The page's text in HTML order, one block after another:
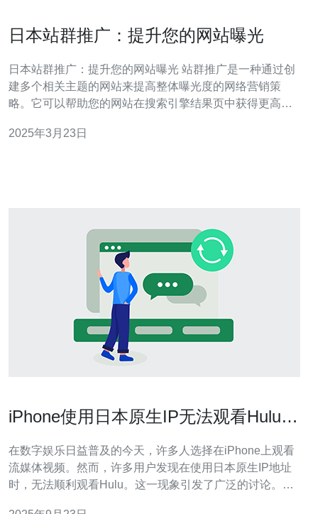
日本站群推广：提升您的网站曝光
日本站群推广：提升您的网站曝光 站群推广是一种通过创
建多个相关主题的网站来提高整体曝光度的网络营销策
略。它可以帮助您的网站在搜索引擎结果页中获得更高的
具有独特的优势。日本是全球第三大经济体，拥有庞大的
2025年3月23日
iPhone使用日本原生IP无法观看Hulu的
在数字娱乐日益普及的今天，许多人选择在iPhone上观看
流媒体视频。然而，许多用户发现在使用日本原生IP地址
时，无法顺利观看Hulu。这一现象引发了广泛的讨论。本